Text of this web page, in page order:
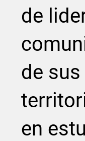
de
de
en